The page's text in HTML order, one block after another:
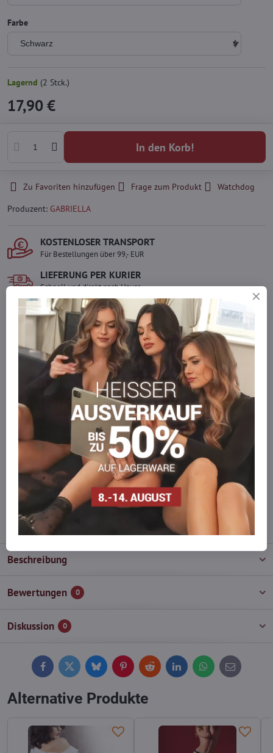
Farbe
Lagernd (2 Stck.)
17,90 €
In den Korb!
Zu Favoriten hinzufügen Frage zum Produkt
Watchdog
Produzent: GABRIELLA
KOSTENLOSER TRANSPORT
Für Bestellungen über 99,- EUR
LIEFERUNG PER KURIER
Schnell und direkt nach Hause.
SICHERE ZAHLUNGEN
Gesicherte Online-Zahlungen
Ware auf Lager
Wir versenden sofort
Werden Sie Teil von everlady
Werden Sie Teil von everlady und genießen Sie einen 5 %
Mitgliedervorteilbei jedem Einkauf.
Der Vorteil wird automatisch im Warenkorb angewendet.
Möchten Sie mehr bestellen, als wir
auf Lager haben?
Zögern Sie nicht, uns zu kontaktieren, wir füllen die Ware für Sie
wieder auf!
info​@everlady​.eu
Beschreibung
Bewertungen 0
Diskussion 0
FacebookTwitterBlueskyPinterestReddit LinkedInWhatsApp
E-
mail
Alternative Produkte